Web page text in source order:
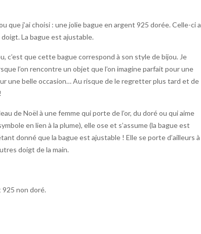
que j’ai choisi : une jolie bague en argent 925 dorée. Celle-ci a
La bague est ajustable.
c’est que cette bague correspond à son style de bijou. Je
l’on rencontre un objet que l’on imagine parfait pour une
une belle occasion… Au risque de le regretter plus tard et de
de Noël à une femme qui porte de l’or, du doré ou qui aime
en lien à la plume), elle ose et s’assume (la bague est
donné que la bague est ajustable ! Elle se porte d’ailleurs à
doigt de la main.
non doré.